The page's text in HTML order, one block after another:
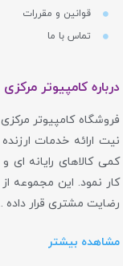
قوانین و مقررات
تماس با ما
درباره کامپیوتر مرکزی
نیت ارائه خدمات
کمی کالاهای رایانه ای
کار نمود. این مجموعه
رضایت مشتری قرار داده
مشاهده بیشتر